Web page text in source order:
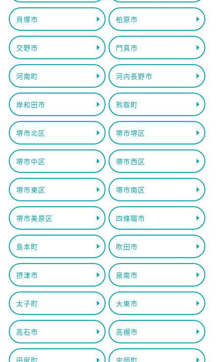
貝塚市 柏原市
交野市 門真市
河南町 河内長野市
岸和田市 熊取町
堺市北区 堺市堺区
堺市中区 堺市西区
堺市東区 堺市南区
堺市美原区 四條畷市
島本町 吹田市
摂津市 泉南市
太子町 大東市
高石市 高槻市